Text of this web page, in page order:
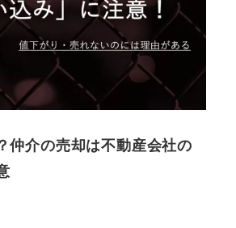
仲介の売却は不動産会社の